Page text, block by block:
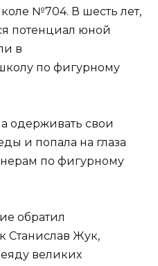
№704. В шесть лет,
потенциал юной
в
по фигурному
одерживать свои
и попала на глаза
по фигурному
обратил
Станислав Жук,
великих